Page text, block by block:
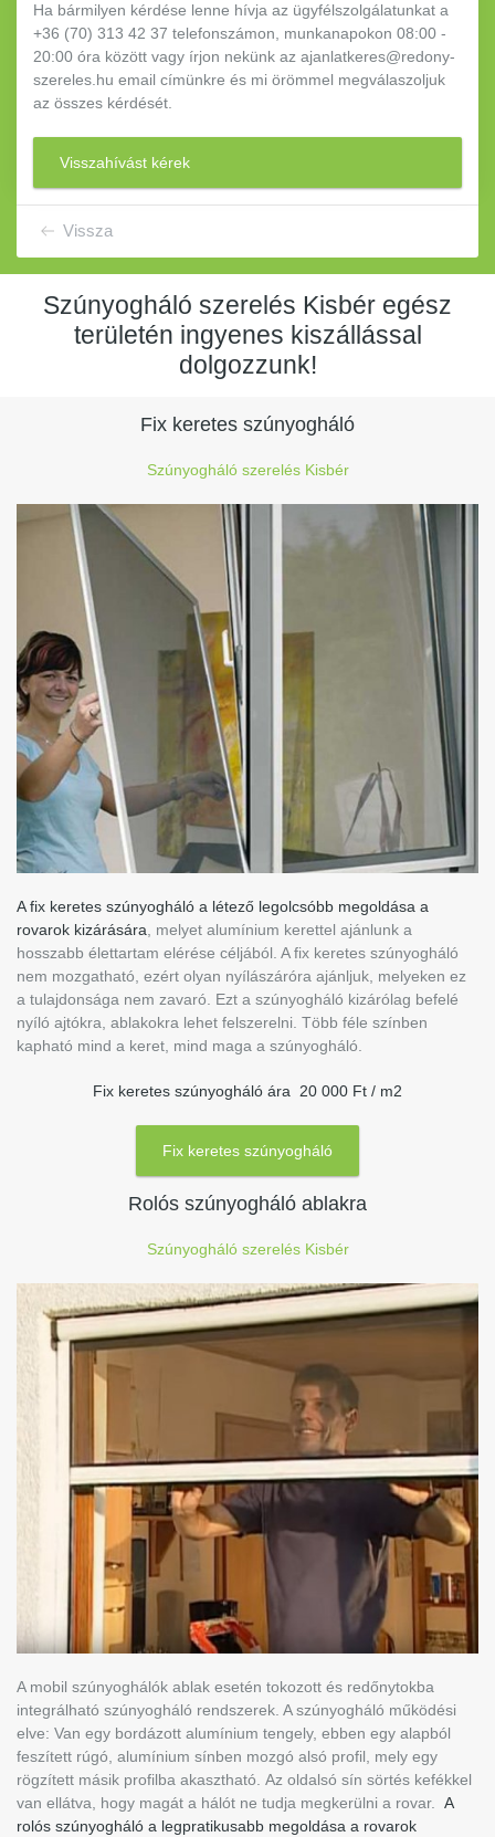
Vissza
Ha bármilyen kérdése lenne hívja az ügyfélszolgálatunkat a
+36 (70) 313 42 37 telefonszámon, munkanapokon 08:00 -
20:00 óra között vagy írjon nekünk az ajanlatkeres@redony-
szereles.hu email címünkre és mi örömmel megválaszoljuk
az összes kérdését.
Visszahívást kérek
Szúnyogháló szerelés Kisbér egész
területén ingyenes kiszállással
dolgozzunk!
Fix keretes szúnyogháló
Szúnyogháló szerelés Kisbér
A fix keretes szúnyogháló a létező legolcsóbb megoldása a
rovarok kizárására, melyet alumínium kerettel ajánlunk a
hosszabb élettartam elérése céljából. A fix keretes szúnyogháló
nem mozgatható, ezért olyan nyílászáróra ajánljuk, melyeken ez
a tulajdonsága nem zavaró. Ezt a szúnyogháló kizárólag befelé
nyíló ajtókra, ablakokra lehet felszerelni. Több féle színben
kapható mind a keret, mind maga a szúnyogháló.
Fix keretes szúnyogháló ára 20 000 Ft / m2
Fix keretes szúnyogháló
Rolós szúnyogháló ablakra
Szúnyogháló szerelés Kisbér
A mobil szúnyoghálók ablak esetén tokozott és redőnytokba
integrálható szúnyogháló rendszerek. A szúnyogháló működési
elve: Van egy bordázott alumínium tengely, ebben egy alapból
feszített rúgó, alumínium sínben mozgó alsó profil, mely egy
rögzített másik profilba akasztható. Az oldalsó sín sörtés kefékkel
van ellátva, hogy magát a hálót ne tudja megkerülni a rovar. A
rolós szúnyogháló a legpratikusabb megoldása a rovarok